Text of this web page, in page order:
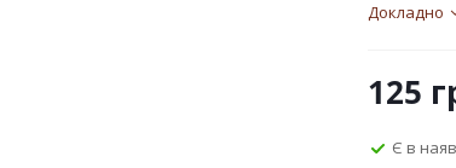
Докладно
125
Є в